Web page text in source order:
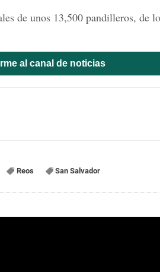
de unos 13,500 pandilleros, de
al canal de noticias
Reos San Salvador